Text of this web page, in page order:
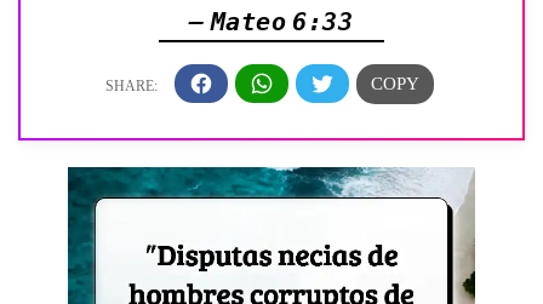
— Mateo 6:33